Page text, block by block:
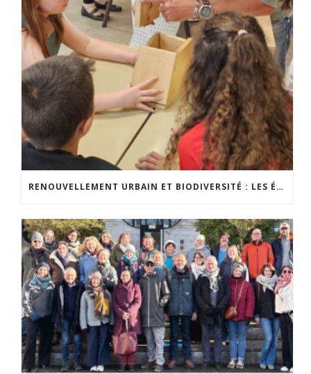
RENOUVELLEMENT URBAIN ET BIODIVERSITÉ : LES ÉLÈVES S’IMPLIQUENT CONCRÈTEMENT